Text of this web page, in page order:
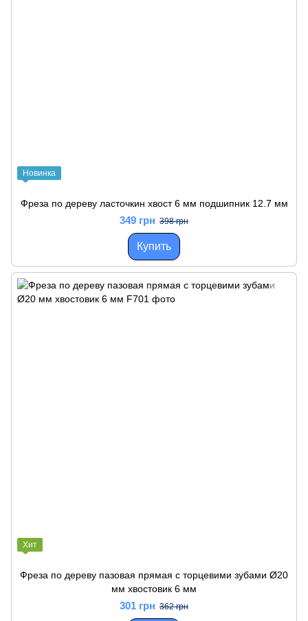
Новинка
Фреза по дереву ласточкин хвост 6 мм подшипник 12.7 мм
349 грн 398 грн
Купить
Хит
Фреза по дереву пазовая прямая с торцевими зубами Ø20
мм хвостовик 6 мм
301 грн 362 грн